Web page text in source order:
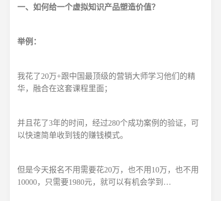
一、如何给一个虚拟知识产品塑造价值？
举例：
我花了20万+跟中国最顶级的营销大师学习他们的精
华，融合在这套课程里面；
并且花了3年的时间，经过280个成功案例的验证，可
以快速简单收到钱的赚钱模式。
但是今天报名不用需要花20万，也不用10万，也不用
10000，只需要1980元，就可以有机会学到…